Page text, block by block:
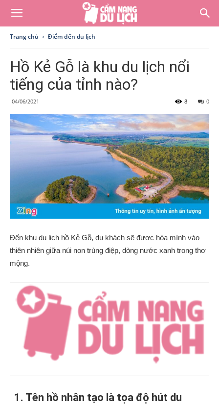
Trang chủ Điểm đến du lịch
Hồ Kẻ Gỗ là khu du lịch nổi
tiếng của tỉnh nào?
04/06/2021 0
8
Đến khu du lịch hồ Kẻ Gỗ, du khách sẽ được hòa mình vào
thiên nhiên giữa núi non trùng điệp, dòng nước xanh trong thơ
mộng.
1. Tên hồ nhân tạo là tọa độ hút du